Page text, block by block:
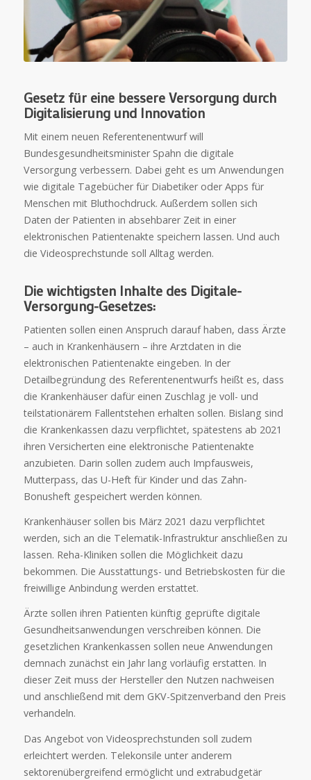
Gesetz für eine bessere Versorgung durch
Digitalisierung und Innovation
Mit einem neuen Referentenentwurf will
Bundesgesundheitsminister Spahn die digitale
Versorgung verbessern. Dabei geht es um Anwendungen
wie digitale Tagebücher für Diabetiker oder Apps für
Menschen mit Bluthochdruck. Außerdem sollen sich
Daten der Patienten in absehbarer Zeit in einer
elektronischen Patientenakte speichern lassen. Und auch
die Videosprechstunde soll Alltag werden.
Die wichtigsten Inhalte des Digitale-
Versorgung-Gesetzes:
Patienten sollen einen Anspruch darauf haben, dass Ärzte
– auch in Krankenhäusern – ihre Arztdaten in die
elektronischen Patientenakte eingeben. In der
Detailbegründung des Referentenentwurfs heißt es, dass
die Krankenhäuser dafür einen Zuschlag je voll- und
teilstationärem Fallentstehen erhalten sollen. Bislang sind
die Krankenkassen dazu verpflichtet, spätestens ab 2021
ihren Versicherten eine elektronische Patientenakte
anzubieten. Darin sollen zudem auch Impfausweis,
Mutterpass, das U-Heft für Kinder und das Zahn-
Bonusheft gespeichert werden können.
Krankenhäuser sollen bis März 2021 dazu verpflichtet
werden, sich an die Telematik-Infrastruktur anschließen zu
lassen. Reha-Kliniken sollen die Möglichkeit dazu
bekommen. Die Ausstattungs- und Betriebskosten für die
freiwillige Anbindung werden erstattet.
Ärzte sollen ihren Patienten künftig geprüfte digitale
Gesundheitsanwendungen verschreiben können. Die
gesetzlichen Krankenkassen sollen neue Anwendungen
demnach zunächst ein Jahr lang vorläufig erstatten. In
dieser Zeit muss der Hersteller den Nutzen nachweisen
und anschließend mit dem GKV-Spitzenverband den Preis
verhandeln.
Das Angebot von Videosprechstunden soll zudem
erleichtert werden. Telekonsile unter anderem
sektorenübergreifend ermöglicht und extrabudgetär